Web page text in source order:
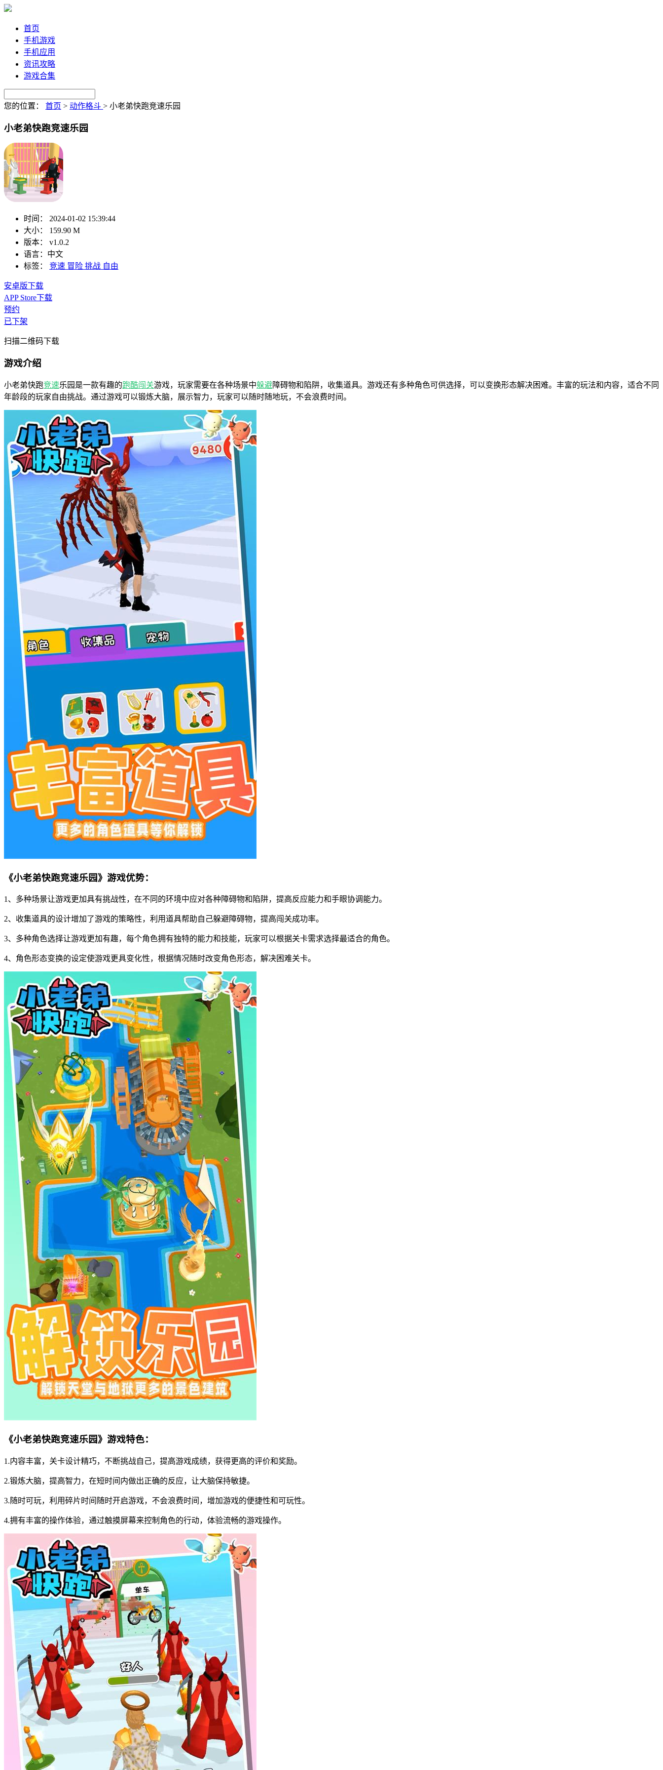
首页
手机游戏
手机应用
资讯攻略
游戏合集
您的位置： 首页 > 动作格斗 > 小老弟快跑竞速乐园
小老弟快跑竞速乐园
时间：
2024-01-02 15:39:44
大小：
159.90 M
版本：
v1.0.2
语言： 中文
标签：
竞速 冒险 挑战 自由
安卓版下载
APP Store下载
预约
已下架
扫描二维码下载
游戏介绍
小老弟快跑竞速乐园是一款有趣的跑酷闯关游戏，玩家需要在各种场景中躲避障碍物和陷阱，收集道具。游戏还有多种角色可供选择，可以变换形态解决困难。丰富的玩法和内容，适合不同
年龄段的玩家自由挑战。通过游戏可以锻炼大脑，展示智力，玩家可以随时随地玩，不会浪费时间。
《小老弟快跑竞速乐园》游戏优势：
1、多种场景让游戏更加具有挑战性，在不同的环境中应对各种障碍物和陷阱，提高反应能力和手眼协调能力。
2、收集道具的设计增加了游戏的策略性，利用道具帮助自己躲避障碍物，提高闯关成功率。
3、多种角色选择让游戏更加有趣，每个角色拥有独特的能力和技能，玩家可以根据关卡需求选择最适合的角色。
4、角色形态变换的设定使游戏更具变化性，根据情况随时改变角色形态，解决困难关卡。
《小老弟快跑竞速乐园》游戏特色：
1.内容丰富，关卡设计精巧，不断挑战自己，提高游戏成绩，获得更高的评价和奖励。
2.锻炼大脑，提高智力，在短时间内做出正确的反应，让大脑保持敏捷。
3.随时可玩，利用碎片时间随时开启游戏，不会浪费时间，增加游戏的便捷性和可玩性。
4.拥有丰富的操作体验，通过触摸屏幕来控制角色的行动，体验流畅的游戏操作。